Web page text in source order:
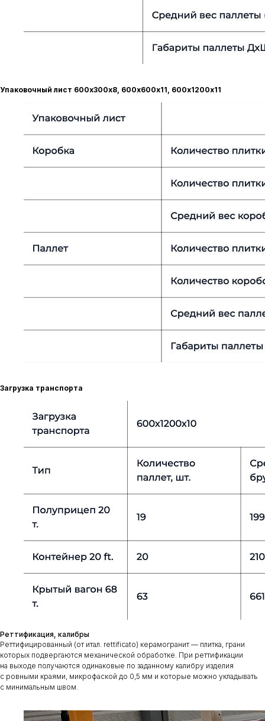
Упаковочный лист 600х300х8, 600х600х11, 600х1200х11
Загрузка транспорта
Реттификация, калибры
Реттифицированный (от итал. rettificato) керамогранит — плитка, грани
которых подвергаются механической обработке. При реттификации
на выходе получаются одинаковые по заданному калибру изделия
с ровными краями, микрофаской до 0,5 мм и которые можно укладывать
с минимальным швом.